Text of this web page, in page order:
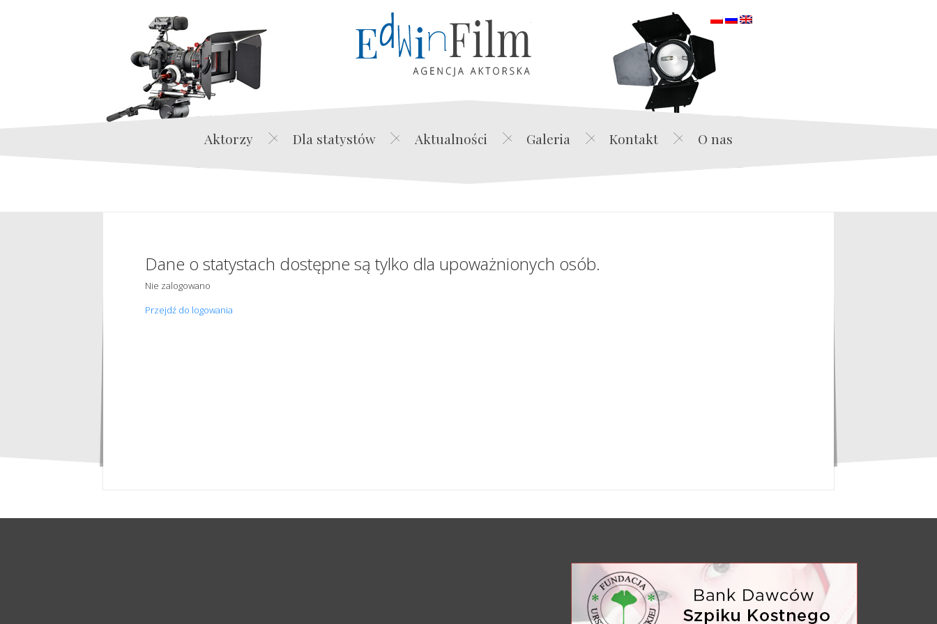
Edwin Film Agencja Aktorska
Aktorzy Dla statystów Aktualności Galeria Kontakt O nas
Dane o statystach dostępne są tylko dla upoważnionych osób.
Nie zalogowano
Przejdź do logowania